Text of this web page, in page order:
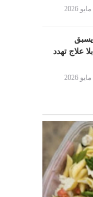
علاج تهدد